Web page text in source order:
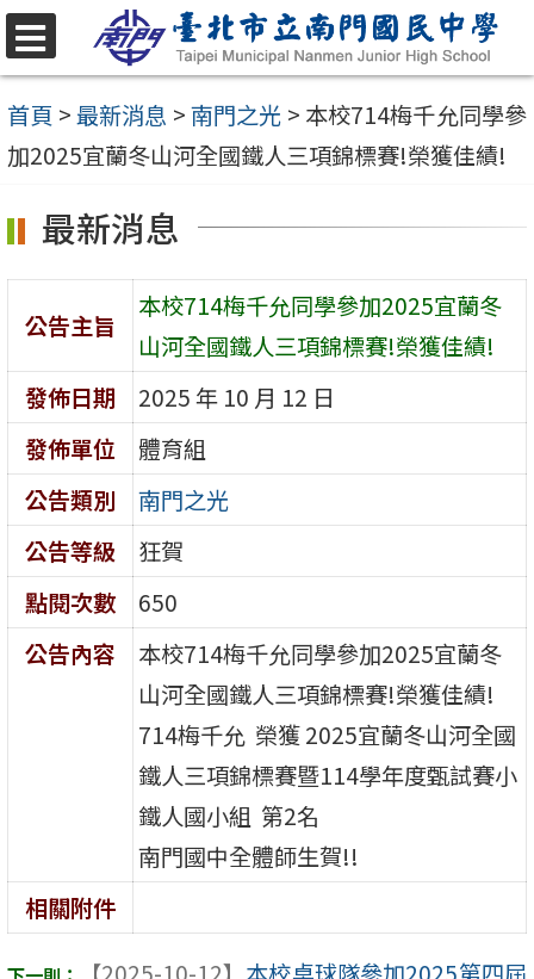
跳
至
主
要
容
選
單
首頁 >最新消息 >南門之光 > 本校714梅千允同學參
加2025宜蘭冬山河全國鐵人三項錦標賽!榮獲佳績!
最新消息
公告主旨
本校714梅千允同學參加2025宜蘭冬
山河全國鐵人三項錦標賽!榮獲佳績!
發佈日期
2025 年 10 月 12 日
發佈單位
體育組
公告類別
南門之光
公告等級
狂賀
點閱次數
650
公告內容
本校714梅千允同學參加2025宜蘭冬
山河全國鐵人三項錦標賽!榮獲佳績!
714梅千允 榮獲 2025宜蘭冬山河全國
鐵人三項錦標賽暨114學年度甄試賽小
鐵人國小組 第2名
南門國中全體師生賀!!
相關附件